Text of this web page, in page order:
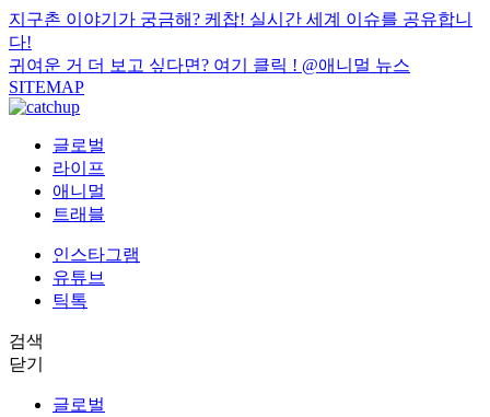
지구촌 이야기가 궁금해? 케찹! 실시간 세계 이슈를 공유합니
다!
귀여운 거 더 보고 싶다면? 여기 클릭 ! @애니멀 뉴스
SITEMAP
글로벌
라이프
애니멀
트래블
인스타그램
유튜브
틱톡
검색
닫기
글로벌